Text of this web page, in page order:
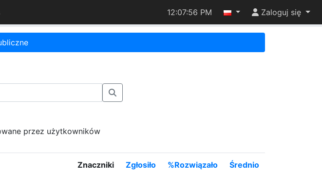
12:07:56 PM Zaloguj się
przez użytkowników
Znaczniki Zgłosiło %Rozwiązało Średnio